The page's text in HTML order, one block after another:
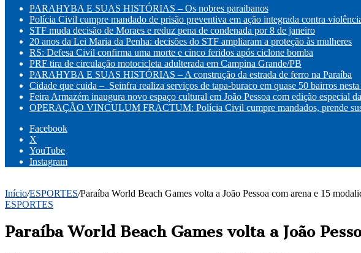
PARAHYBA E SUAS HISTÓRIAS – Os nobres paraibanos
Polícia Civil cumpre mandado de prisão preventiva em ação integrada contra
STF muda decisão de Moraes e reduz pena de condenada por 8 de janeiro
20 anos da Lei Maria da Penha: decisões do STF ampliaram a proteção às mulheres
RS: Defesa Civil confirma uma morte e cinco feridos após ciclone bomba
PRF tira de circulação motocicleta adulterada em Campina Grande/PB
PARAHYBA E SUAS HISTÓRIAS – A construção da estrada de ferro na Paraíba
Cidade que cuida – Seinfra realiza serviços de tapa-buraco em quase 50 bairros
Feira Armazém inaugura novo espaço cultural em João Pessoa com edição especial
OPERAÇÃO VINCULUM FRACTUM: Polícia Civil cumpre mandados, prende
Facebook
X
YouTube
Instagram
Início/ESPORTES/Paraíba World Beach Games volta a João Pessoa com arena e 15
ESPORTES
Paraíba World Beach Games volta a João